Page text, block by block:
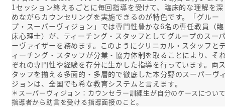
1セッション終えるごとに毎回指導を受けて、臨床的な理解を深
めながらカウンセリングを実施できるのが特色です。「グルー
プ・スーパーヴィジョン」では専門性豊かな6名の専任教員（臨
床心理士）が、ティーチング・スタッフとしてグループのスー
ーヴァイザーを務めます。このようにクリニカル・スタッフと
ィーチング・スタッフが分業・協力体制を取ることにより、そ
ぞれの専門性や経験を存分に生かした指導を行っています。両
タッフを揃える多面的・多層的で徹底した本分野のスーパーヴ
ジョンは、全国でも希な教育システムと言えます。
＊スーパーヴィジョン：カウンセラー訓練生が自分のケースについ
指導者から助言を受ける指導面接のこと。